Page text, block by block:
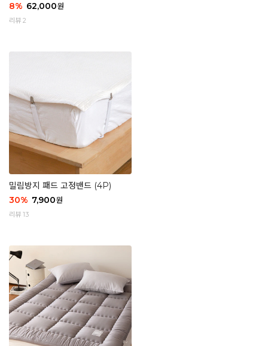
8% 62,000원
리뷰 2
밀림방지 패드 고정밴드 (4P)
30% 7,900원
리뷰 13